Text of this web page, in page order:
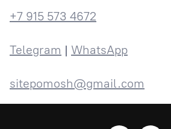
+7 915 573 4672
Telegram | WhatsApp
sitepomosh@gmail.com